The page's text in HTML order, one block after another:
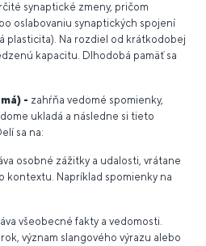
synaptické zmeny, pričom
oslabovaniu synaptických spojení
plasticita). Na rozdiel od krátkodobej
kapacitu. Dlhodobá pamäť sa
- zahŕňa vedomé spomienky,
ukladá a následne si tieto
sa na:
osobné zážitky a udalosti, vrátane
kontextu. Napríklad spomienky na
všeobecné fakty a vedomosti.
význam slangového výrazu alebo